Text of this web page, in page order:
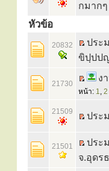
กมากๆ
หัวข้อ
20832
ประ
ขิปฺปป
21730
ง
หน้า: 1, 2
21509 ประ
21501
ประ
จ.อุดร